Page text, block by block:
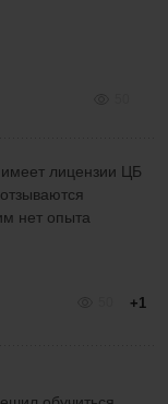
имеет лицензии ЦБ
нет опыта
+1